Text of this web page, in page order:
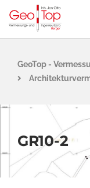
GeoTop -
GR10-2